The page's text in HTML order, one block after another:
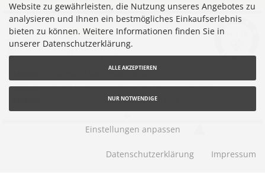
Akku-Service © 2026 |Ihren eShop gibt es bei
ified eCommerce Shopsoftware © 2009-2026
Website zu gewährleisten, die Nutzung unseres Angebotes zu
analysieren und Ihnen ein bestmögliches Einkaufserlebnis
bieten zu können. Weitere Informationen finden Sie in
unserer Datenschutzerklärung.
ALLE AKZEPTIEREN
NUR NOTWENDIGE
Einstellungen anpassen
Datenschutzerklärung Impressum